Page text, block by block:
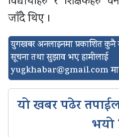
जाँदै थिए ।
युगखबर अनलाइनमा प्रकाशित कुनै
सूचना तथा सुझाव भए हामीलाई
yugkhabar@gmail.com
यो खबर पढेर
भयो